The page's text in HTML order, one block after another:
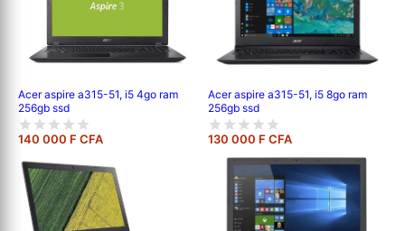
Acer aspire a315-51, i5 4go ram
256gb ssd
140 000 F CFA
Acer aspire a315-51, i5 8go ram
256gb ssd
130 000 F CFA